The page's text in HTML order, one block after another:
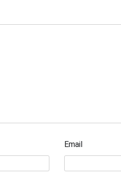
Email